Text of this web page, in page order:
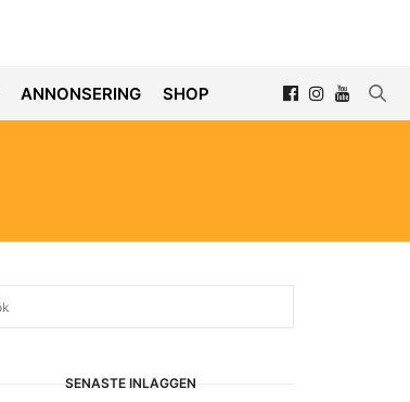
ANNONSERING SHOP
SENASTE INLÄGGEN